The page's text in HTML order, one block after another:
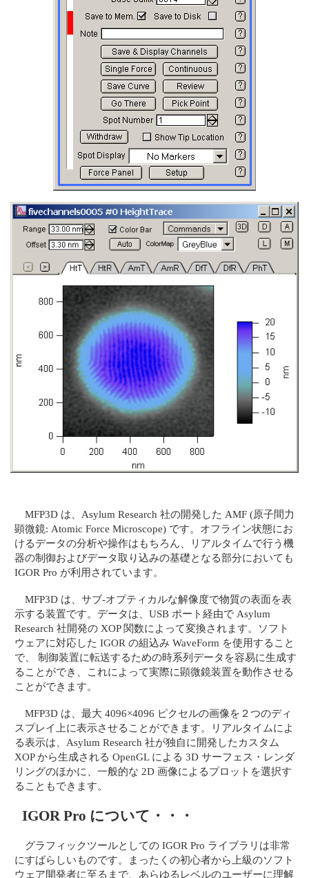
MFP3D は、Asylum Research 社の開発した AMF (原子間力
顕微鏡: Atomic Force Microscope) です。オフライン状態にお
けるデータの分析や操作はもちろん、リアルタイムで行う機
器の制御およびデータ取り込みの基礎となる部分においても
IGOR Pro が利用されています。
MFP3D は、サブ-オプティカルな解像度で物質の表面を表
示する装置です。データは、USB ポート経由で Asylum
Research 社開発の XOP 関数によって変換されます。ソフト
ウェアに対応した IGOR の組込み WaveForm を使用すること
で、 制御装置に転送するための時系列データを容易に生成す
ることができ、これによって実際に顕微鏡装置を動作させる
ことができます。
MFP3D は、最大 4096×4096 ピクセルの画像を２つのディ
スプレイ上に表示させることができます。リアルタイムによ
る表示は、Asylum Research 社が独自に開発したカスタム
XOP から生成される OpenGL による 3D サーフェス・レンダ
リングのほかに、一般的な 2D 画像によるプロットを選択す
ることもできます。
IGOR Pro について・・・
グラフィックツールとしての IGOR Pro ライブラリは非常
にすばらしいものです。まったくの初心者から上級のソフト
ウェア開発者に至るまで、あらゆるレベルのユーザーに理解